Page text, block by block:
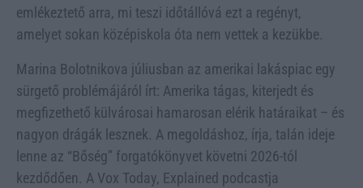
emlékeztető arra, mi teszi időtállóvá ezt a regényt,
amelyet sokan középiskola óta nem vettek a kezükbe.
Marina Bolotnikova júliusban az amerikai lakáspiac egy
sürgető problémájáról írt: Amerika tágas, kiterjedt és
megfizethető külvárosai hamarosan elérik határaikat – és
nagyon drágák lesznek. A megoldáshoz, írja, talán ideje
lenne az “Bőség” forgatókönyvet követni 2026-tól
kezdődően. A Vox Today, Explained podcastja